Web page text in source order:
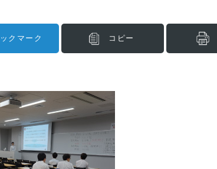
クマーク コピー